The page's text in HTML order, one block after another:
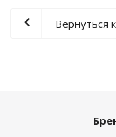
Вернуться